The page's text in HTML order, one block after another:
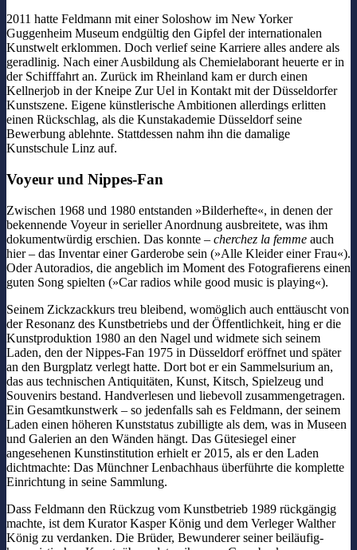
2011 hatte Feldmann mit einer Soloshow im New Yorker
Guggenheim Museum endgültig den Gipfel der internationalen
Kunstwelt erklommen. Doch verlief seine Karriere alles andere als
geradlinig. Nach einer Ausbildung als Chemielaborant heuerte er in
der Schifffahrt an. Zurück im Rheinland kam er durch einen
Kellnerjob in der Kneipe Zur Uel in Kontakt mit der Düsseldorfer
Kunstszene. Eigene künstlerische Ambitionen allerdings erlitten
einen Rückschlag, als die Kunstakademie Düsseldorf seine
Bewerbung ablehnte. Stattdessen nahm ihn die damalige
Kunstschule Linz auf.
Voyeur und Nippes-Fan
Zwischen 1968 und 1980 entstanden »Bilderhefte«, in denen der
bekennende Voyeur in serieller Anordnung ausbreitete, was ihm
dokumentwürdig erschien. Das konnte – cherchez la femme auch
hier – das Inventar einer Garderobe sein (»Alle Kleider einer Frau«).
Oder Autoradios, die angeblich im Moment des Fotografierens einen
guten Song spielten (»Car radios while good music is playing«).
Seinem Zickzackkurs treu bleibend, womöglich auch enttäuscht von
der Resonanz des Kunstbetriebs und der Öffentlichkeit, hing er die
Kunstproduktion 1980 an den Nagel und widmete sich seinem
Laden, den der Nippes-Fan 1975 in Düsseldorf eröffnet und später
an den Burgplatz verlegt hatte. Dort bot er ein Sammelsurium an,
das aus technischen Antiquitäten, Kunst, Kitsch, Spielzeug und
Souvenirs bestand. Handverlesen und liebevoll zusammengetragen.
Ein Gesamtkunstwerk – so jedenfalls sah es Feldmann, der seinem
Laden einen höheren Kunststatus zubilligte als dem, was in Museen
und Galerien an den Wänden hängt. Das Gütesiegel einer
angesehenen Kunstinstitution erhielt er 2015, als er den Laden
dichtmachte: Das Münchner Lenbachhaus überführte die komplette
Einrichtung in seine Sammlung.
Dass Feldmann den Rückzug vom Kunstbetrieb 1989 rückgängig
machte, ist dem Kurator Kasper König und dem Verleger Walther
König zu verdanken. Die Brüder, Bewunderer seiner beiläufig-